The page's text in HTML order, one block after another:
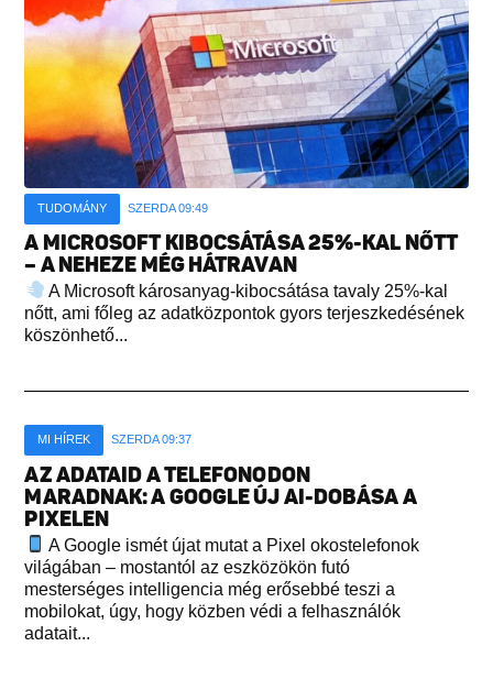
TUDOMÁNY SZERDA 09:49
A MICROSOFT KIBOCSÁTÁSA 25%-KAL NŐTT
– A NEHEZE MÉG HÁTRAVAN
A Microsoft károsanyag-kibocsátása tavaly 25%-kal
nőtt, ami főleg az adatközpontok gyors terjeszkedésének
köszönhető...
MI HÍREK SZERDA 09:37
AZ ADATAID A TELEFONODON
MARADNAK: A GOOGLE ÚJ AI-DOBÁSA A
PIXELEN
A Google ismét újat mutat a Pixel okostelefonok
világában – mostantól az eszközökön futó
mesterséges intelligencia még erősebbé teszi a
mobilokat, úgy, hogy közben védi a felhasználók
adatait...